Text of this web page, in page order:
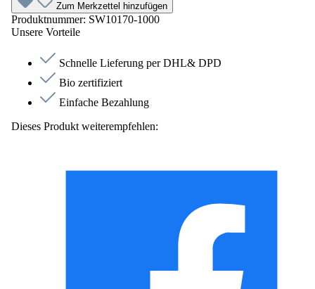
Zum Merkzettel hinzufügen
Produktnummer: SW10170-1000
Unsere Vorteile
Schnelle Lieferung per DHL& DPD
Bio zertifiziert
Einfache Bezahlung
Dieses Produkt weiterempfehlen: